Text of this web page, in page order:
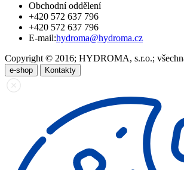
Obchodní oddělení
+420 572 637 796
+420 572 637 796
E-mail:hydroma@hydroma.cz
Copyright © 2016; HYDROMA, s.r.o.;
e-shop Kontakty